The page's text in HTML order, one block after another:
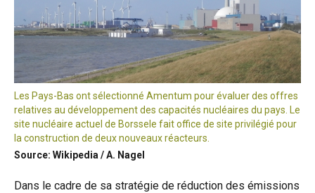
Les Pays-Bas ont sélectionné Amentum pour évaluer des offres
relatives au développement des capacités nucléaires du pays. Le
site nucléaire actuel de Borssele fait office de site privilégié pour
la construction de deux nouveaux réacteurs.
Source: Wikipedia / A. Nagel
Dans le cadre de sa stratégie de réduction des émissions